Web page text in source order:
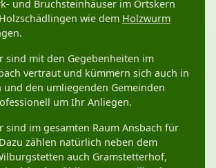
und Bruchsteinhäuser im Ortskern
wie dem Holzwurm
sind mit den Gegebenheiten im
vertraut und kümmern sich auch in
den umliegenden Gemeinden
um Ihr Anliegen.
sind im gesamten Raum Ansbach für
zählen natürlich neben dem
auch Gramstetterhof,